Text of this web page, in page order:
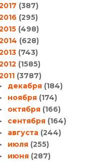
(387)
(295)
(498)
(628)
(743)
(1585)
(3787)
декабря (184)
ноября (174)
октября (166)
сентября (164)
августа (244)
июля (255)
июня (287)